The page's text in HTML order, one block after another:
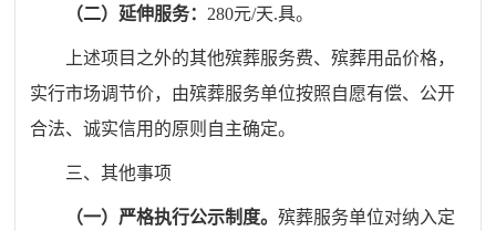
（二）延伸服务： 280元/天.具。
上述项目之外的其他殡葬服务费、殡葬用品价格，
实行市场调节价，由殡葬服务单位按照自愿有偿、公开
合法、诚实信用的原则自主确定。
三、其他事项
（一）严格执行公示制度。殡葬服务单位对纳入定